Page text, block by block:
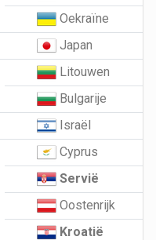
Oekraïne
Japan
Litouwen
Bulgarije
Israël
Cyprus
Servië
Oostenrijk
Kroatië